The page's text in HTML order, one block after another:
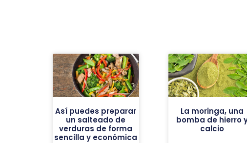
Así puedes preparar
un salteado de
verduras de forma
sencilla y económica
La moringa, una
bomba de hierro
calcio